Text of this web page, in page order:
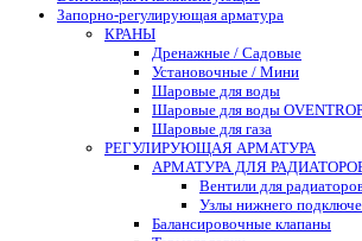
Запорно-регулирующая арматура
КРАНЫ
Дренажные / Садовые
Установочные / Мини
Шаровые для воды
Шаровые для воды
Шаровые для газа
РЕГУЛИРУЮЩАЯ АРМАТУРА
АРМАТУРА ДЛЯ
Вентили для
Узлы нижнего
Балансировочные клапаны